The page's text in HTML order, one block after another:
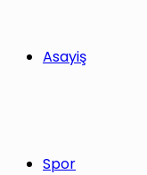
Asayiş
Spor